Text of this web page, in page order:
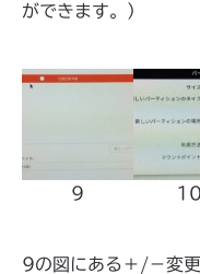
ができます。）
9 10
9の図にある＋/－変